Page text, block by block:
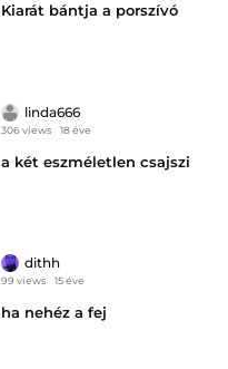
Kiarát bántja a porszívó
linda666
306 views 18 éve
a két eszméletlen csajszi
dithh
99 views 15 éve
ha nehéz a fej